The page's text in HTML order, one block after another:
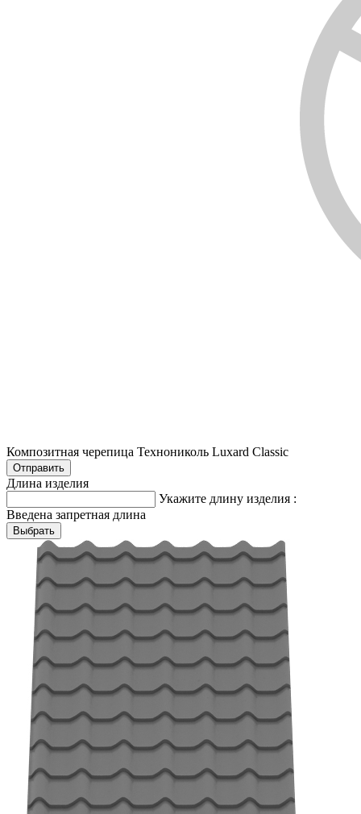
Композитная черепица Технониколь Luxard Classic
Длина изделия
Укажите длину изделия :
Введена запретная длина